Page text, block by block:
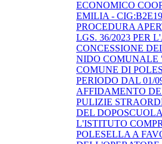
ECONOMICO
EMILIA -
PROCEDURA
LGS. 36/2023 PER
CONCESSIONE
NIDO COMUNALE
COMUNE DI
PERIODO DAL 01/
AFFIDAMENTO
PULIZIE
DEL
L'ISTITUTO
POLESELLA A